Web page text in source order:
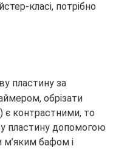
класі, потрібно
пластину за
обрізати
є контрастними, то
пластину допомогою
м’яким бафом і